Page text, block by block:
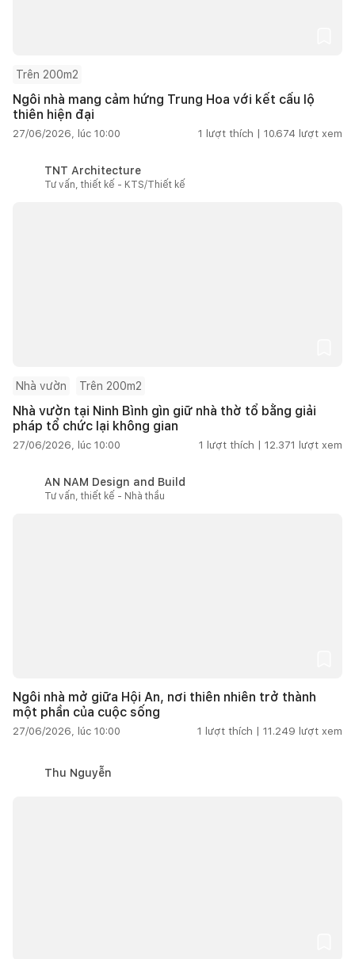
Trên 200m2
Ngôi nhà mang cảm hứng Trung Hoa với kết cấu lộ
thiên hiện đại
27/06/2026, lúc 10:00 1 lượt thích | 10.674 lượt xem
TNT Architecture
Tư vấn, thiết kế - KTS/Thiết kế
Nhà vườn Trên 200m2
Nhà vườn tại Ninh Bình gìn giữ nhà thờ tổ bằng giải
pháp tổ chức lại không gian
27/06/2026, lúc 10:00 1 lượt thích | 12.371 lượt xem
AN NAM Design and Build
Tư vấn, thiết kế - Nhà thầu
Ngôi nhà mở giữa Hội An, nơi thiên nhiên trở thành
một phần của cuộc sống
27/06/2026, lúc 10:00 1 lượt thích | 11.249 lượt xem
Thu Nguyễn